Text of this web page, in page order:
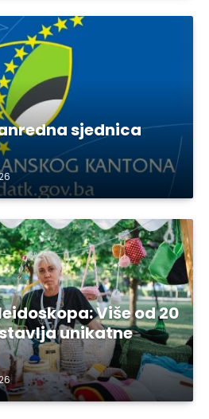
sjednica
Više od 20
unikatne